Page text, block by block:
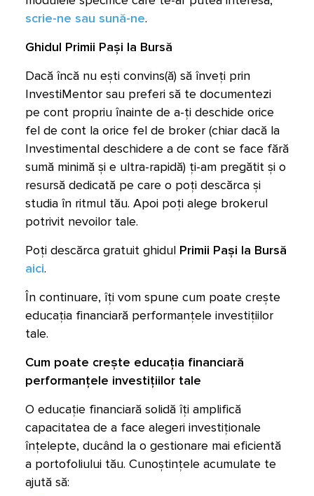
scrie-ne sau sună-ne.
Ghidul Primii Pași la Bursă
Dacă încă nu ești convins(ă) să înveți prin
InvestiMentor sau preferi să te documentezi
pe cont propriu înainte de a-ți deschide orice
fel de cont la orice fel de broker (chiar dacă la
Investimental deschidere a de cont se face fără
sumă minimă și e ultra-rapidă) ți-am pregătit și o
resursă dedicată pe care o poți descărca și
studia în ritmul tău. Apoi poți alege brokerul
potrivit nevoilor tale.
Poți descărca gratuit ghidul Primii Pași la Bursă
aici.
În continuare, îți vom spune cum poate crește
educația financiară performanțele investițiilor
tale.
Cum poate crește educația financiară
performanțele investițiilor tale
O educație financiară solidă îți amplifică
capacitatea de a face alegeri investiționale
înțelepte, ducând la o gestionare mai eficientă
a portofoliului tău. Cunoștințele acumulate te
ajută să: